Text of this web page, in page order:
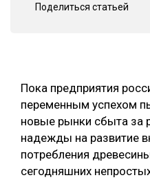
Пока предприятия
переменным успехом
новые рынки сбыта за
надежды на развитие
потребления
сегодняшних
Поделиться статьей